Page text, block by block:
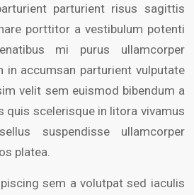
parturient risus sagittis
porttitor a vestibulum potenti
mi purus ullamcorper
in accumsan parturient vulputate
velit sem euismod bibendum a
quis scelerisque in litora vivamus
suspendisse ullamcorper
platea.
sem a volutpat sed iaculis